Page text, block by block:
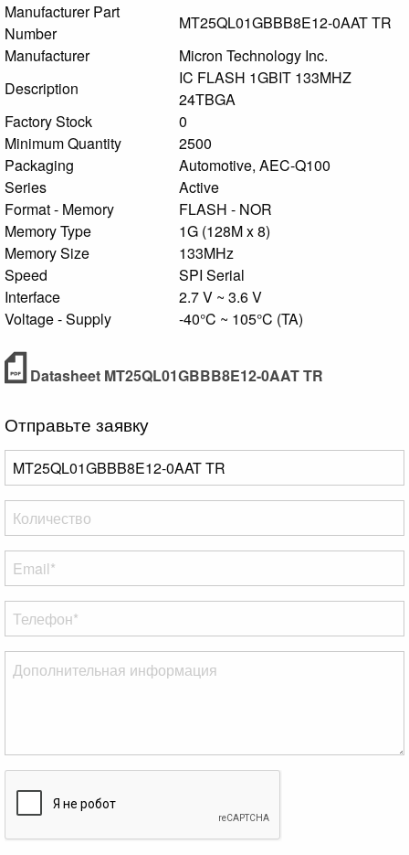
Manufacturer Part
Number
MT25QL01GBBB8E12-0AAT TR
Manufacturer
Micron Technology Inc.
Description
IC FLASH 1GBIT 133MHZ
24TBGA
Factory Stock
0
Minimum Quantity
2500
Packaging
Automotive, AEC-Q100
Series
Active
Format - Memory
FLASH - NOR
Memory Type
1G (128M x 8)
Memory Size
133MHz
Speed
SPI Serial
Interface
2.7 V ~ 3.6 V
Voltage - Supply
-40°C ~ 105°C (TA)
Datasheet MT25QL01GBBB8E12-0AAT TR
Отправьте заявку